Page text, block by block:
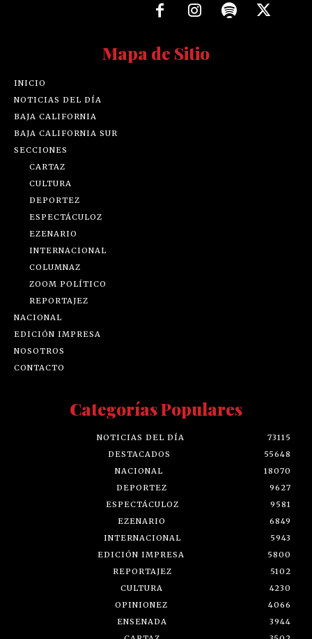
Mapa de Sitio
INICIO
NOTICIAS DEL DÍA
BAJA CALIFORNIA
BAJA CALIFORNIA SUR
SECCIONES
CARTAZ
CULTURA
DEPORTEZ
ESPECTÁCULOZ
EZENARIO
INTERNACIONAL
COLUMNAZ
ZOOM POLÍTICO
REPORTAJEZ
NACIONAL
EDICIÓN IMPRESA
NOSOTROS
CONTACTO
Categorías Populares
NOTICIAS DEL DÍA
73115
DESTACADOS
55648
NACIONAL
18070
DEPORTEZ
9627
ESPECTÁCULOZ
9581
EZENARIO
6849
INTERNACIONAL
5943
EDICIÓN IMPRESA
5800
REPORTAJEZ
5102
CULTURA
4230
OPINIONEZ
4066
ENSENADA
3944